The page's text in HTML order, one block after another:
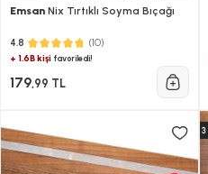
Emsan Nix Tırtıklı Soyma Bıçağı
4.8 (10)
+ 1.6B kişi favoriledi!
179,99 TL